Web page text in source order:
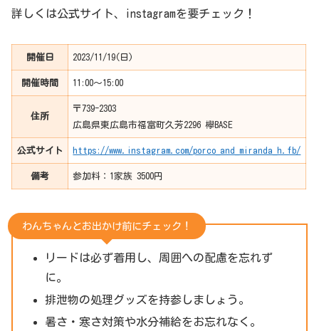
詳しくは公式サイト、instagramを要チェック！
開催日 2023/11/19(日)
開催時間 11:00〜15:00
住所
〒739-2303
広島県東広島市福富町久芳2296 欅BASE
公式サイト https://www.instagram.com/porco_and_miranda_h.fb/
備考 参加料：1家族 3500円
わんちゃんとお出かけ前にチェック！
リードは必ず着用し、周囲への配慮を忘れず
に。
排泄物の処理グッズを持参しましょう。
暑さ・寒さ対策や水分補給をお忘れなく。